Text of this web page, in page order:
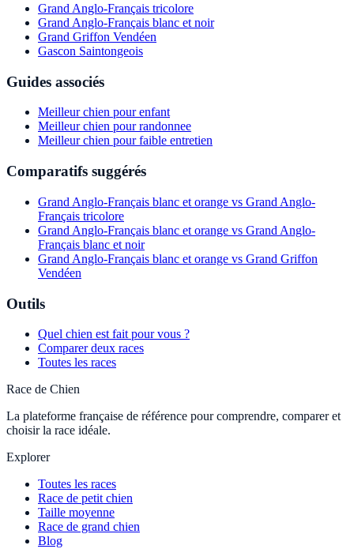
Grand Anglo-Français tricolore
Grand Anglo-Français blanc et noir
Grand Griffon Vendéen
Gascon Saintongeois
Guides associés
Meilleur chien pour enfant
Meilleur chien pour randonnee
Meilleur chien pour faible entretien
Comparatifs suggérés
Grand Anglo-Français blanc et orange vs Grand Anglo-
Français tricolore
Grand Anglo-Français blanc et orange vs Grand Anglo-
Français blanc et noir
Grand Anglo-Français blanc et orange vs Grand Griffon
Vendéen
Outils
Quel chien est fait pour vous ?
Comparer deux races
Toutes les races
Race de Chien
La plateforme française de référence pour comprendre, comparer et
choisir la race idéale.
Explorer
Toutes les races
Race de petit chien
Taille moyenne
Race de grand chien
Blog